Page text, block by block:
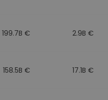
199.7B € 2.9B €
158.5B € 17.1B €